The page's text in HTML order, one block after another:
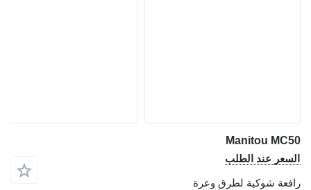
Manitou MC50
السعر عند الطلب
رافعة شوكية لطرق وعرة